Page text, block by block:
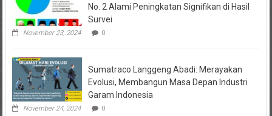
No. 2 Alami Peningkatan Signifikan di Hasil
Survei
November 23, 2024 0
Sumatraco Langgeng Abadi: Merayakan
Evolusi, Membangun Masa Depan Industri
Garam Indonesia
November 24, 2024 0